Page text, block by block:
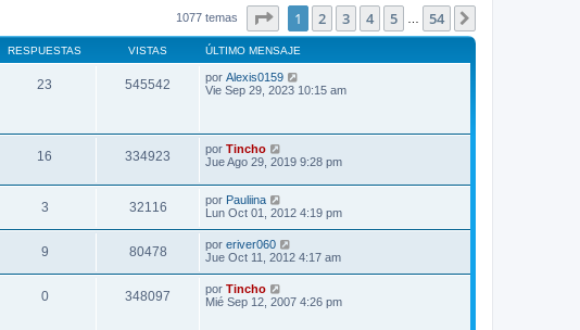
a
e
m
n
s
a
j
e
m
o
m
e
n
1077 temas Página1 de 54
1 2 3 4 5 54
RESPUESTAS VISTAS ÚLTIMO MENSAJE
23 545542 por Alexis0159
Vie Sep 29, 2023 10:15 am
16 334923 por Tincho
Jue Ago 29, 2019 9:28 pm
3 32116 por Pauliina
Lun Oct 01, 2012 4:19 pm
9 80478 por eriver060
Jue Oct 11, 2012 4:17 am
0 348097 por Tincho
Mié Sep 12, 2007 4:26 pm